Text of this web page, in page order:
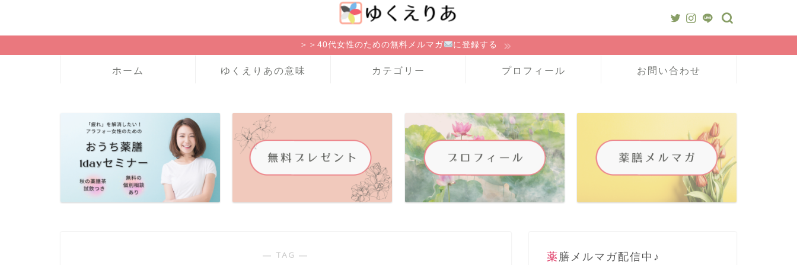
＞＞40代女性のための無料メルマガ に登録する
ホーム ゆくえりあの意味 カテゴリー プロフィール お問い合わせ
― TAG ― 薬膳メルマガ配信中♪